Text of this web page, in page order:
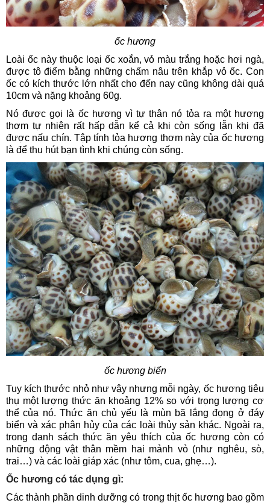
ốc hương
Loài ốc này thuộc loại ốc xoắn, vỏ màu trắng hoặc hơi ngà,
được tô điểm bằng những chấm nâu trên khắp vỏ ốc. Con
ốc có kích thước lớn nhất cho đến nay cũng không dài quá
10cm và nặng khoảng 60g.
Nó được gọi là ốc hương vì tự thân nó tỏa ra một hương
thơm tự nhiên rất hấp dẫn kể cả khi còn sống lẫn khi đã
được nấu chín. Tập tính tỏa hương thơm này của ốc hương
là để thu hút bạn tình khi chúng còn sống.
ốc hương biển
Tuy kích thước nhỏ như vậy nhưng mỗi ngày, ốc hương tiêu
thụ một lượng thức ăn khoảng 12% so với trọng lượng cơ
thể của nó. Thức ăn chủ yếu là mùn bã lắng đọng ở đáy
biển và xác phân hủy của các loài thủy sản khác. Ngoài ra,
trong danh sách thức ăn yêu thích của ốc hương còn có
những động vật thân mềm hai mảnh vỏ (như nghêu, sò,
trai…) và các loài giáp xác (như tôm, cua, ghẹ…).
Ốc hương có tác dụng gì:
Các thành phần dinh dưỡng có trong thịt ốc hương bao gồm